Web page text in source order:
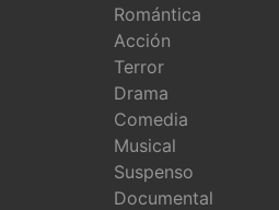
Romántica
Acción
Terror
Drama
Comedia
Musical
Suspenso
Documental